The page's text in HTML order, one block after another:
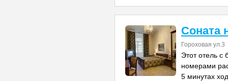
Соната
Гороховая ул.3
Этот отель с
номерами
5 минутах